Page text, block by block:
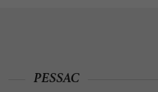
PESSAC